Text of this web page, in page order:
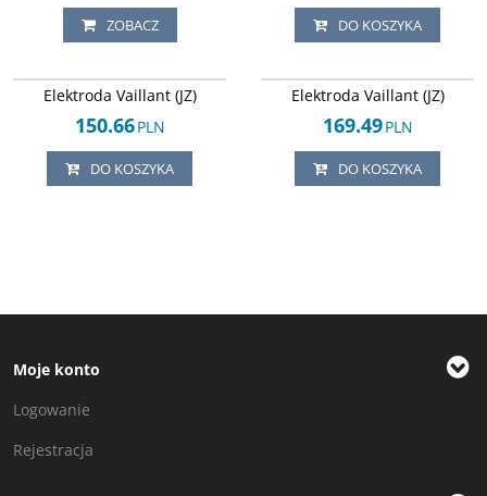
ZOBACZ DO KOSZYKA
Elektroda Vaillant (JZ)
150.66PLN
DO KOSZYKA
Elektroda Vaillant (JZ)
169.49PLN
DO KOSZYKA
Moje konto
Logowanie
Rejestracja